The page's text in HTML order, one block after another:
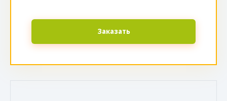
Заказать